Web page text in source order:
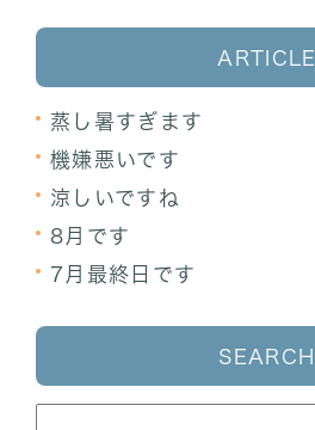
ARTICLE
蒸し暑すぎます
機嫌悪いです
涼しいですね
8月です
7月最終日です
SEARCH